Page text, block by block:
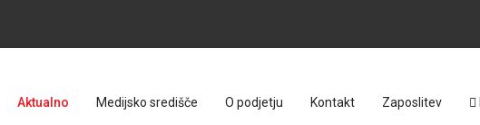
Aktualno Medijsko središče O podjetju Kontakt Zaposlitev